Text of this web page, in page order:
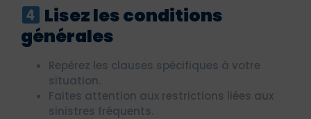
Lisez les conditions
générales
Repérez les clauses spécifiques à votre
situation.
Faites attention aux restrictions liées aux
sinistres fréquents.